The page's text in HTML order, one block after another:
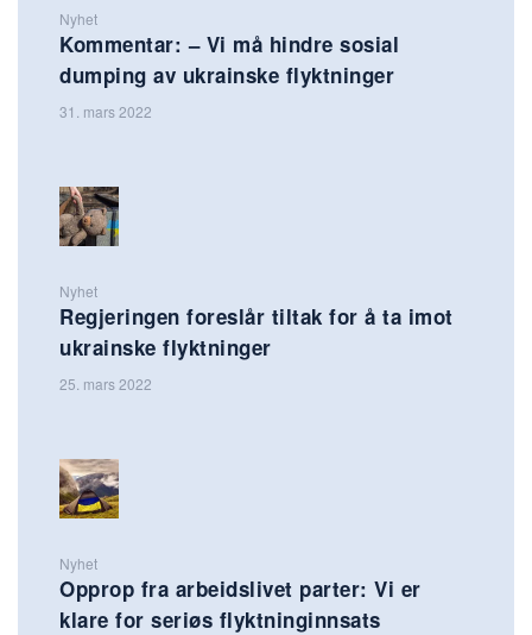
Nyhet
Kommentar: – Vi må hindre sosial
dumping av ukrainske flyktninger
31. mars 2022
Nyhet
Regjeringen foreslår tiltak for å ta imot
ukrainske flyktninger
25. mars 2022
Nyhet
Opprop fra arbeidslivet parter: Vi er
klare for seriøs flyktninginnsats